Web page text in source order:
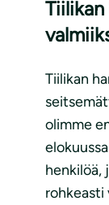
Tiilikan
olimme
henkilöä,
rohkeasti